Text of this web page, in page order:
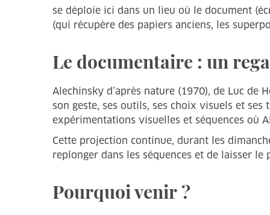
se déploie ici dans un lieu où le document
(qui récupère des papiers anciens, les
Le documentaire : un
Alechinsky d’après nature (1970), de Luc
son geste, ses outils, ses choix visuels et
expérimentations visuelles et séquences où
Cette projection continue, durant les
replonger dans les séquences et de laisser
Pourquoi venir ?